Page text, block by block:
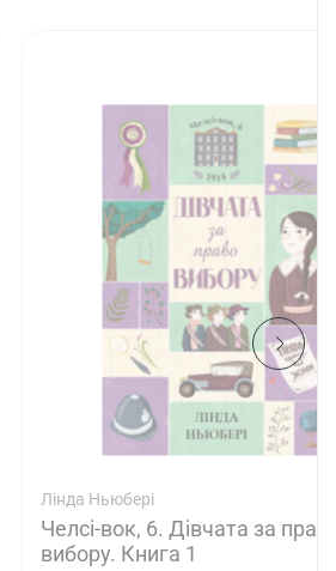
Лінда Ньюбері
Челсі-вок, 6. Дівчата за
вибору. Книга 1